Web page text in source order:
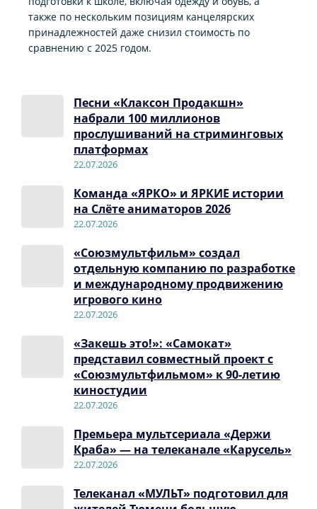
также по нескольким позициям канцелярских
принадлежностей даже снизил стоимость по
сравнению с 2025 годом.
Песни «Клаксон Продакшн»
набрали 100 миллионов
прослушиваний на стриминговых
платформах
22.07.2026
Команда «ЯРКО» и ЯРКИЕ истории
на Слёте аниматоров 2026
22.07.2026
«Союзмультфильм» создал
отдельную компанию по разработке
и международному продвижению
игрового кино
22.07.2026
«Закешь это!»: «Самокат»
представил совместный проект с
«Союзмультфильмом» к 90-летию
киностудии
22.07.2026
Премьера мультсериала «Держи
Краба» — на телеканале «Карусель»
22.07.2026
Телеканал «МУЛЬТ» подготовил для